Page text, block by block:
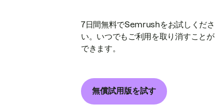
7日間無料でSemrushをお試しくださ
い。いつでもご利用を取り消すことが
できます。
無償試用版を試す